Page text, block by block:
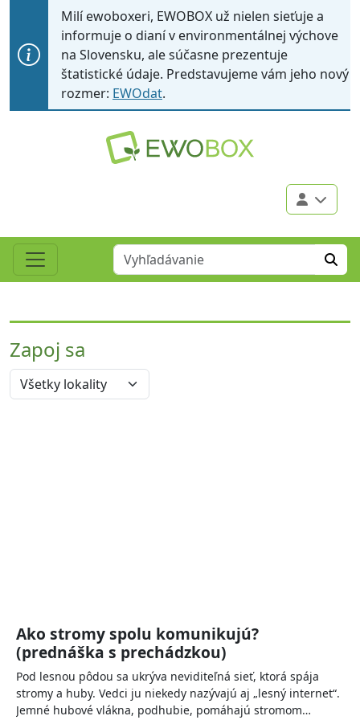
Milí ewoboxeri, EWOBOX už nielen sieťuje a
informuje o dianí v environmentálnej výchove
na Slovensku, ale súčasne prezentuje
štatistické údaje. Predstavujeme vám jeho nový
rozmer: EWOdat.
Zapoj sa
Ako stromy spolu komunikujú?
(prednáška s prechádzkou)
Pod lesnou pôdou sa ukrýva neviditeľná sieť, ktorá spája
stromy a huby. Vedci ju niekedy nazývajú aj „lesný internet“.
Jemné hubové vlákna, podhubie, pomáhajú stromom